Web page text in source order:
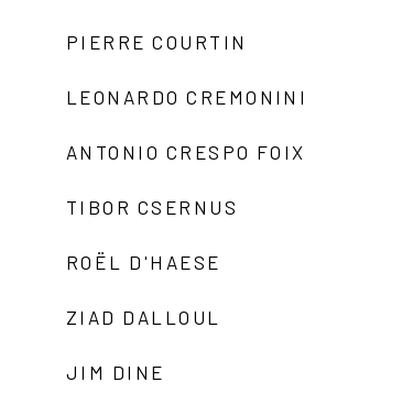
PIERRE COURTIN
LEONARDO CREMONINI
ANTONIO CRESPO FOIX
TIBOR CSERNUS
ROËL D'HAESE
ZIAD DALLOUL
JIM DINE